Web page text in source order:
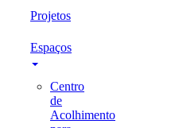
Projetos
Espaços
Centro
de
Acolhimento